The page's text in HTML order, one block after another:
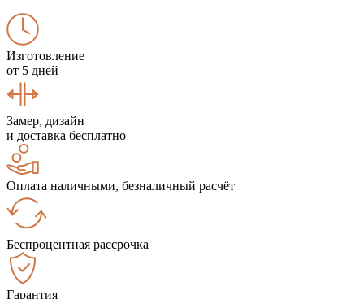
Изготовление
от 5 дней
Замер, дизайн
и доставка бесплатно
Оплата наличными, безналичный расчёт
Беспроцентная рассрочка
Гарантия